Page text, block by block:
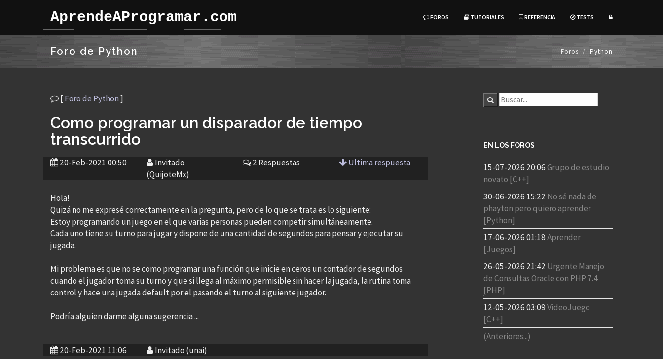
AprendeAProgramar.com FOROS TUTORIALES REFERENCIA TESTS
Foro de Python Foros Python
[Foro de Python]
Como programar un disparador de tiempo
transcurrido
20-Feb-2021 00:50
Invitado
(QuijoteMx)
2 Respuestas Ultima respuesta
Hola!
Quizá no me expresé correctamente en la pregunta, pero de lo que se trata es lo siguiente:
Estoy programando un juego en el que varias personas pueden competir simultáneamente.
Cada uno tiene su turno para jugar y dispone de una cantidad de segundos para pensar y ejecutar su
jugada.
Mi problema es que no se como programar una función que inicie en ceros un contador de segundos
cuando el jugador toma su turno y que si llega al máximo permisible sin hacer la jugada, la rutina toma
control y hace una jugada default por el pasando el turno al siguiente jugador.
Podría alguien darme alguna sugerencia ...
20-Feb-2021 11:06 Invitado (unai)
EN LOS FOROS
15-07-2026 20:06Grupo de estudio
novato [C++]
30-06-2026 15:22 No sé nada de
phayton pero quiero aprender
[Python]
17-06-2026 01:18Aprender
[Juegos]
26-05-2026 21:42 Urgente Manejo
de Consultas Oracle con PHP 7.4
[PHP]
12-05-2026 03:09VideoJuego
[C++]
(Anteriores...)